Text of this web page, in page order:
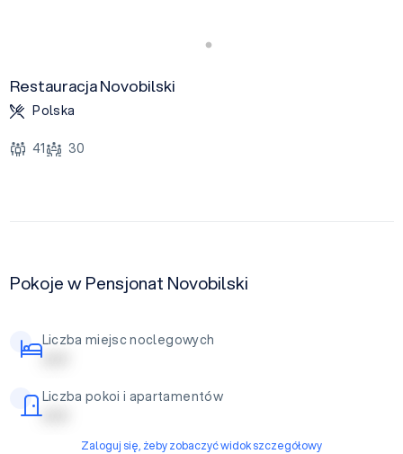
Restauracja Novobilski
Polska
41 30
Pokoje w Pensjonat Novobilski
Liczba miejsc noclegowych
| | | | |
Liczba pokoi i apartamentów
| | | | |
Zaloguj się, żeby zobaczyć widok szczegółowy